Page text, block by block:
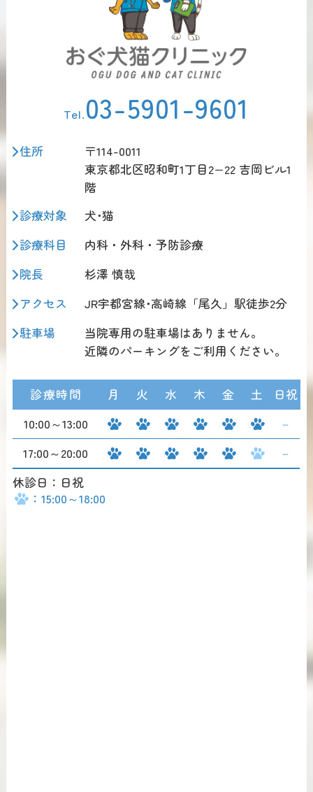
Tel.03-5901-9601
住所
〒114-0011
東京都北区昭和町1丁目2−22 吉岡ビル1
階
診療対象
犬･猫
診療科目
内科・外科・予防診療
院長
杉澤 慎哉
アクセス
JR宇都宮線･高崎線「尾久」駅徒歩2分
駐車場
当院専用の駐車場はありません。
近隣のパーキングをご利用ください。
休診日：日祝
：15:00～18:00
診療時間 月 火 水 木 金 土
日祝
10:00～13:00
－
17:00～20:00
－